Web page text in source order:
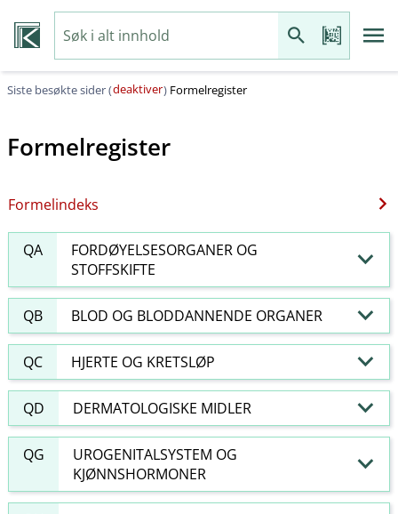
Siste besøkte sider (deaktiver) Formelregister
Formelregister
Formelindeks
QA
FORDØYELSESORGANER OG
STOFFSKIFTE
QB BLOD OG BLODDANNENDE ORGANER
QC HJERTE OG KRETSLØP
QD DERMATOLOGISKE MIDLER
QG
UROGENITALSYSTEM OG
KJØNNSHORMONER